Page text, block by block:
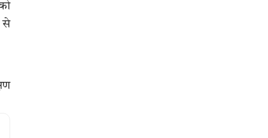
से